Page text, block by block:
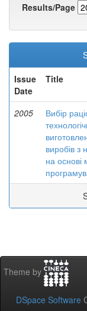
Results/Page
Issue
Date
Title
2005
Вибір
виробів з
на основі
Theme by
DSpace Software